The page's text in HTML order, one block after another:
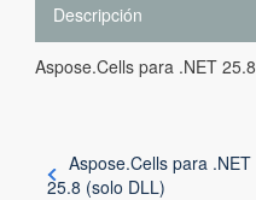
Descripción
Aspose.Cells para .NET 25.8
Aspose.Cells para .NET
25.8 (solo DLL)